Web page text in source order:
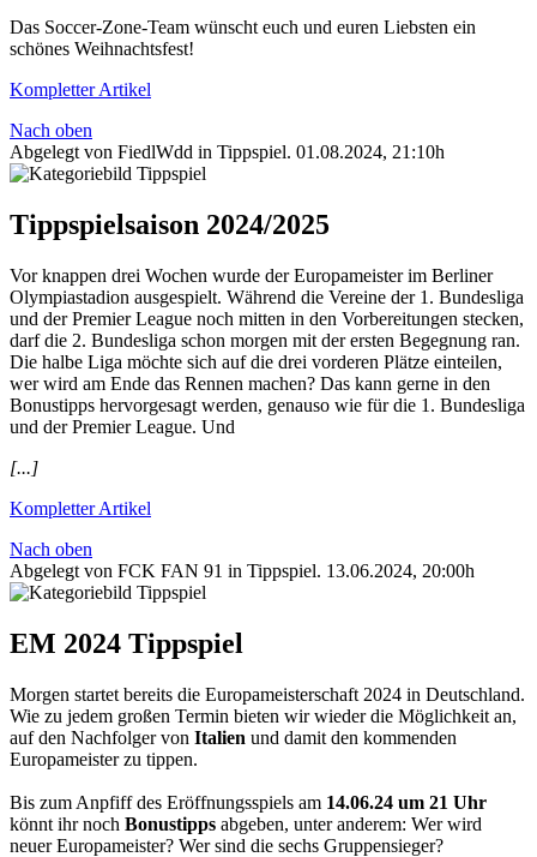
Das Soccer-Zone-Team wünscht euch und euren Liebsten ein
schönes Weihnachtsfest!
Kompletter Artikel
Nach oben
Abgelegt von FiedlWdd in Tippspiel. 01.08.2024, 21:10h
Tippspielsaison 2024/2025
Vor knappen drei Wochen wurde der Europameister im Berliner
Olympiastadion ausgespielt. Während die Vereine der 1. Bundesliga
und der Premier League noch mitten in den Vorbereitungen stecken,
darf die 2. Bundesliga schon morgen mit der ersten Begegnung ran.
Die halbe Liga möchte sich auf die drei vorderen Plätze einteilen,
wer wird am Ende das Rennen machen? Das kann gerne in den
Bonustipps hervorgesagt werden, genauso wie für die 1. Bundesliga
und der Premier League. Und
[...]
Kompletter Artikel
Nach oben
Abgelegt von FCK FAN 91 in Tippspiel. 13.06.2024, 20:00h
EM 2024 Tippspiel
Morgen startet bereits die Europameisterschaft 2024 in Deutschland.
Wie zu jedem großen Termin bieten wir wieder die Möglichkeit an,
auf den Nachfolger von Italien und damit den kommenden
Europameister zu tippen.
Bis zum Anpfiff des Eröffnungsspiels am 14.06.24 um 21 Uhr
könnt ihr noch Bonustipps abgeben, unter anderem: Wer wird
neuer Europameister? Wer sind die sechs Gruppensieger?